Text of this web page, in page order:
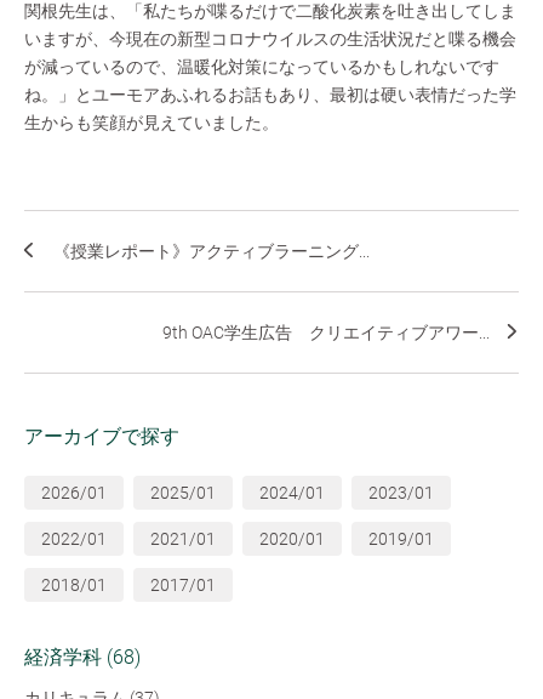
関根先生は、「私たちが喋るだけで二酸化炭素を吐き出してしま
いますが、今現在の新型コロナウイルスの生活状況だと喋る機会
が減っているので、温暖化対策になっているかもしれないです
ね。」とユーモアあふれるお話もあり、最初は硬い表情だった学
生からも笑顔が見えていました。
《授業レポート》アクティブラーニング...
9th OAC学生広告 クリエイティブアワー...
アーカイブで探す
2026/01 2025/01 2024/01 2023/01
2022/01 2021/01 2020/01 2019/01
2018/01 2017/01
経済学科 (68)